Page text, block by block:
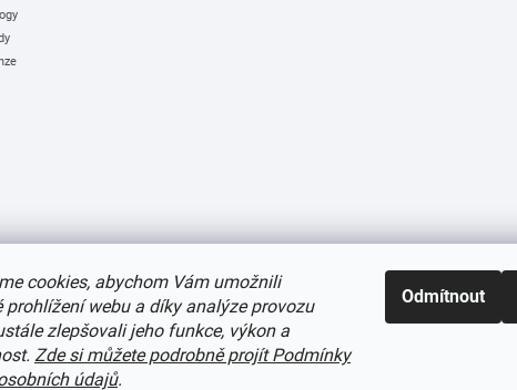
cookies, abychom Vám umožnili
prohlížení webu a díky analýze provozu
zlepšovali jeho funkce, výkon a
Zde si můžete podrobně projít Podmínky
údajů.
Odmítnout
cookies